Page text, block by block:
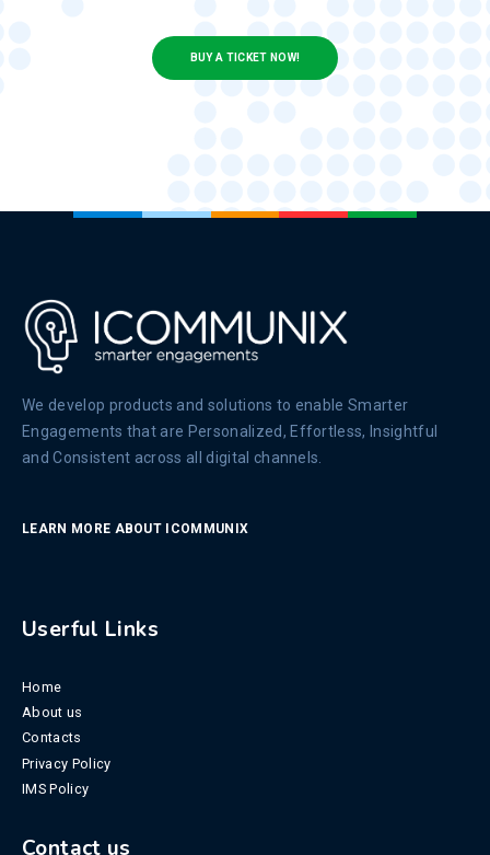
BUY A TICKET NOW!
We develop products and solutions to enable Smarter
Engagements that are Personalized, Effortless, Insightful
and Consistent across all digital channels.
LEARN MORE ABOUT ICOMMUNIX
Userful Links
Home
About us
Contacts
Privacy Policy
IMS Policy
Contact us